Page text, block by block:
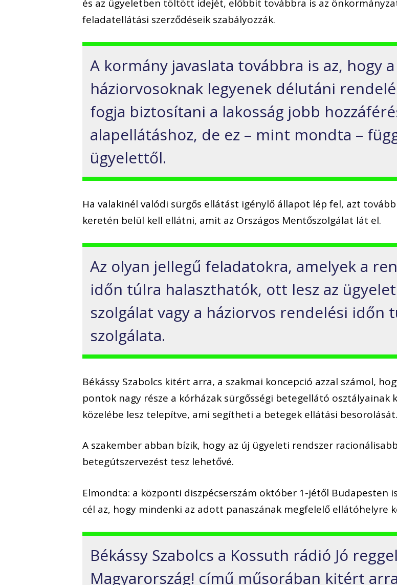
és az ügyeletben töltött idejét, előbbit továbbra is az
feladatellátási szerződéseik szabályozzák.
A kormány javaslata továbbra is az, hogy a
háziorvosoknak legyenek délutáni
fogja biztosítani a lakosság jobb
alapellátáshoz, de ez – mint mondta –
ügyelettől.
Ha valakinél valódi sürgős ellátást igénylő állapot lép fel, azt
keretén belül kell ellátni, amit az Országos Mentőszolgálat lát el.
Az olyan jellegű feladatokra, amelyek a
időn túlra halaszthatók, ott lesz az
szolgálat vagy a háziorvos rendelési időn
szolgálata.
Békássy Szabolcs kitért arra, a szakmai koncepció azzal számol,
pontok nagy része a kórházak sürgősségi betegellátó osztályainak
közelébe lesz telepítve, ami segítheti a betegek ellátási besorolását.
A szakember abban bízik, hogy az új ügyeleti rendszer racionálisabb
betegútszervezést tesz lehetővé.
Elmondta: a központi diszpécserszám október 1-jétől Budapesten
cél az, hogy mindenki az adott panaszának megfelelő ellátóhelyre
Békássy Szabolcs a Kossuth rádió Jó
Magyarország! című műsorában kitért